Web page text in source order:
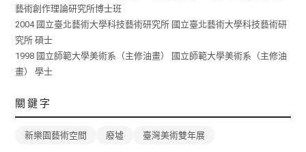
藝術創作理論研究所博士班
2004 國立臺北藝術大學科技藝術研究所 國立臺北藝術大學科技藝術研
究所 碩士
1998 國立師範大學美術系（主修油畫） 國立師範大學美術系（主修油
畫） 學士
關鍵字
新樂園藝術空間 廢墟 臺灣美術雙年展